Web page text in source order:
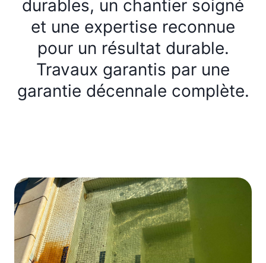
durables, un chantier soigné
et une expertise reconnue
pour un résultat durable.
Travaux garantis par une
garantie décennale complète.